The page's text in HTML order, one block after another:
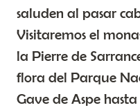
saluden al pasar
Visitaremos el
la Pierre de
flora del Parque
Gave de Aspe